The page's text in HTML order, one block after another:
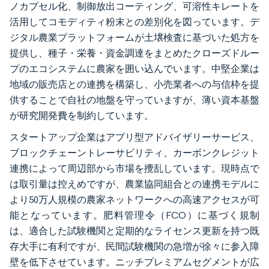
ノカプセル化、制御放出コーティング、可溶性キレートを
活用してコモディティ粉末との差別化を図っています。デ
ジタル農業プラットフォームが土壌検査に基づいた処方を
提供し、種子・栄養・資金調達をまとめたクローズドルー
プのエコシステムに農家を囲い込んでいます。中堅企業は
地域の販売店との連携を構築し、小売業者への与信枠を提
供することで自社の地盤を守っていますが、薄い資本基盤
が研究開発費を制約しています。
スタートアップ企業はアプリ型アドバイザリーサービス、
ブロックチェーントレーサビリティ、カーボンクレジット
連携によって周辺部から市場を攪乱しています。現時点で
は取引量は控えめですが、農業協同組合との連携モデルに
より50万人規模の農家ネットワークへの高速アクセスが可
能となっています。肥料管理令（FCO）に基づく規制
は、適合した試験機関と定期的なライセンス更新を持つ既
存大手に有利ですが、民間試験機関の急増が徐々に参入障
壁を低下させています。ニッチプレミアムセグメントが広